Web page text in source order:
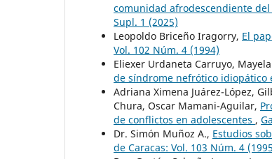
comunidad afrodescendiente
Supl. 1 (2025)
Leopoldo Briceño Iragorry, El
Vol. 102 Núm. 4 (1994)
Eliexer Urdaneta Carruyo,
de síndrome nefrótico idiopático
Adriana Ximena Juárez-López,
Chura, Oscar Mamani-Aguilar,
de conflictos en adolescentes ,
Dr. Simón Muñoz A., Estudios
de Caracas: Vol. 103 Núm. 4